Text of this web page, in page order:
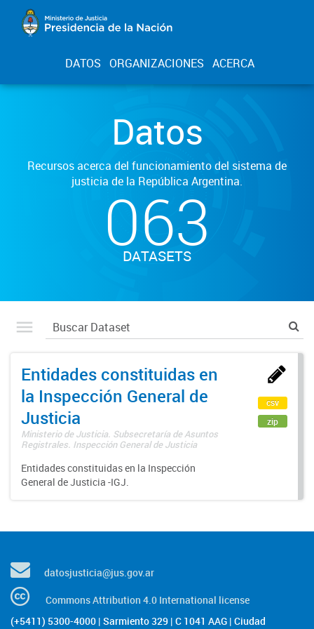
DATOS ORGANIZACIONES ACERCA
Datos
Recursos acerca del funcionamiento del sistema de
justicia de la República Argentina.
063
DATASETS
Entidades constituidas en
la Inspección General de
Justicia
Ministerio de Justicia. Subsecretaría de Asuntos
Registrales. Inspección General de Justicia
Entidades constituidas en la Inspección
General de Justicia -IGJ.
csv
zip
datosjusticia@jus.gov.ar
Commons Attribution 4.0 International license
(+5411) 5300-4000 | Sarmiento 329 | C 1041 AAG | Ciudad